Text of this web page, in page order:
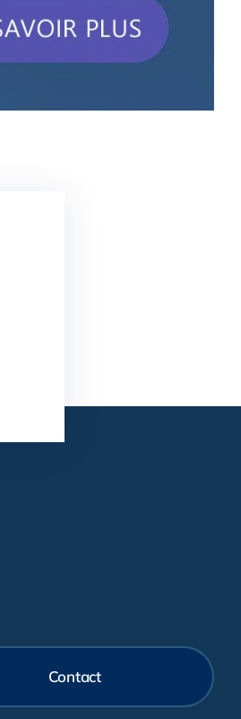
Contact